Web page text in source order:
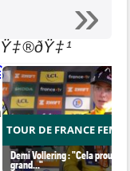
May 23,
TOUR DE FRANCE
Demi Vollering : "Cela prouve
grand..."